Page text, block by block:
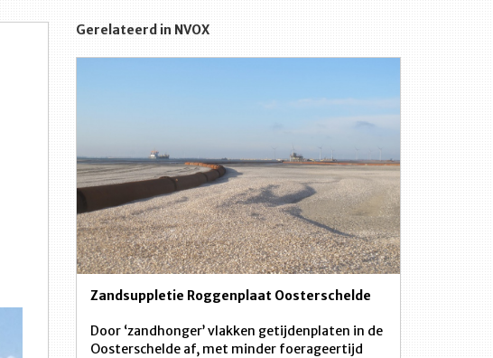
Gerelateerd in NVOX
Zandsuppletie Roggenplaat Oosterschelde
Door ‘zandhonger’ vlakken getijdenplaten in de
Oosterschelde af, met minder foerageertijd